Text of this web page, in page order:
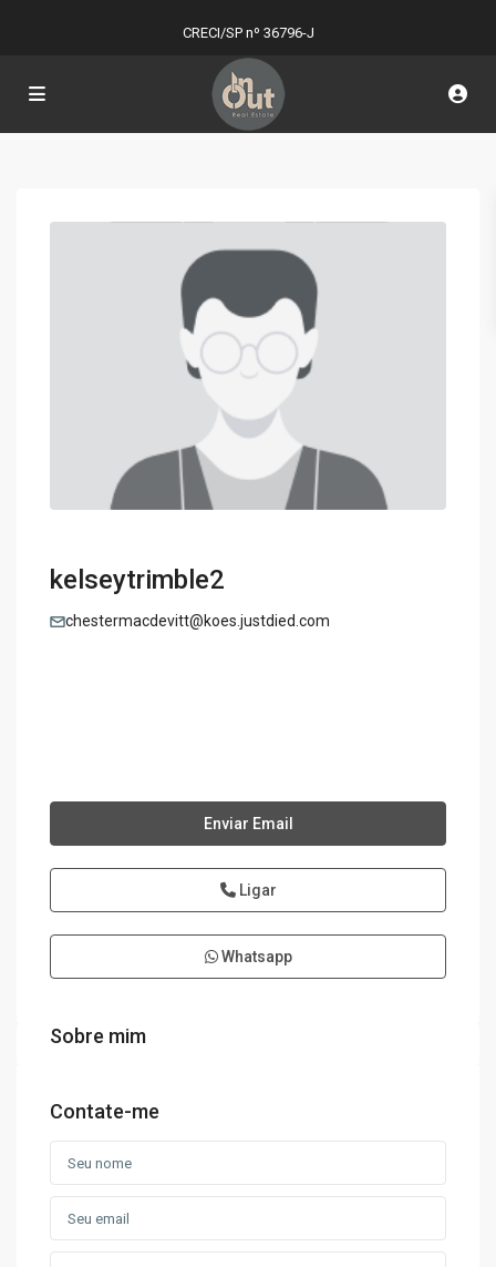
CRECI/SP nº 36796-J
kelseytrimble2
chestermacdevitt@koes.justdied.com
Enviar Email
Ligar
Whatsapp
Sobre mim
Contate-me